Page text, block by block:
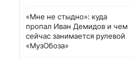
«Мне не стыдно»: куда
пропал Иван Демидов и чем
сейчас занимается рулевой
«МузОбоза»